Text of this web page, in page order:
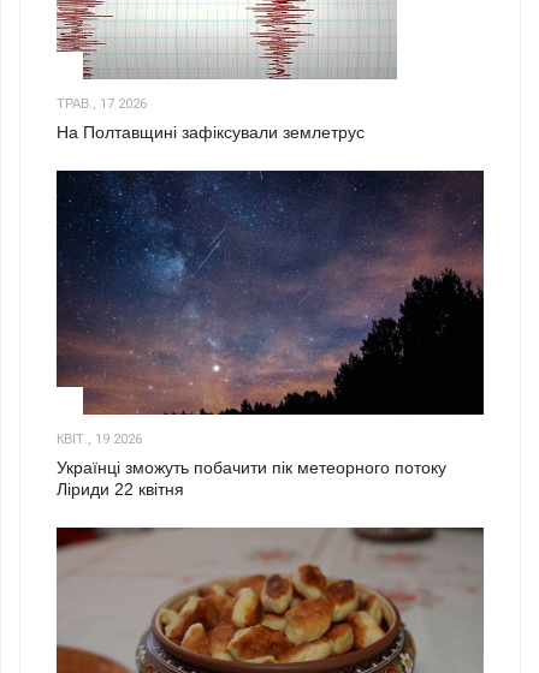
ТРАВ., 17 2026
На Полтавщині зафіксували землетрус
КВІТ., 19 2026
Українці зможуть побачити пік метеорного потоку
Ліриди 22 квітня